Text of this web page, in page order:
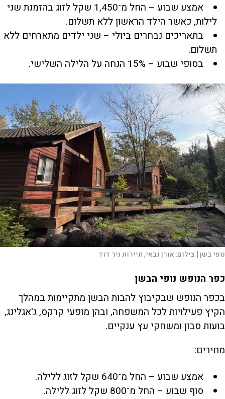
אמצע שבוע – החל מ־1,450 שקל לזוג בהזמנת שני
לילות, כאשר הילד הראשון ללא תשלום.
בתאריכים נבחרים ביולי – שני ילדים מתארחים ללא
תשלום.
בסופי שבוע – 15% הנחה על הלילה השלישי.
נופי בשן | צילום:אורן גבאי, תיירות ניר דוד
כפר הנופש נופי הבשן
בכפר הנופש שבקיבוץ להבות הבשן מתקיימות במהלך
הקיץ פעילויות לכל המשפחה, ובהן מופעי קרקס, ג'אגלינג,
בועות סבון ומשחקי עץ ענקיים.
מחירים:
אמצע שבוע – החל מ־640 שקל לזוג ללילה.
סוף שבוע – החל מ־800 שקל לזוג ללילה.